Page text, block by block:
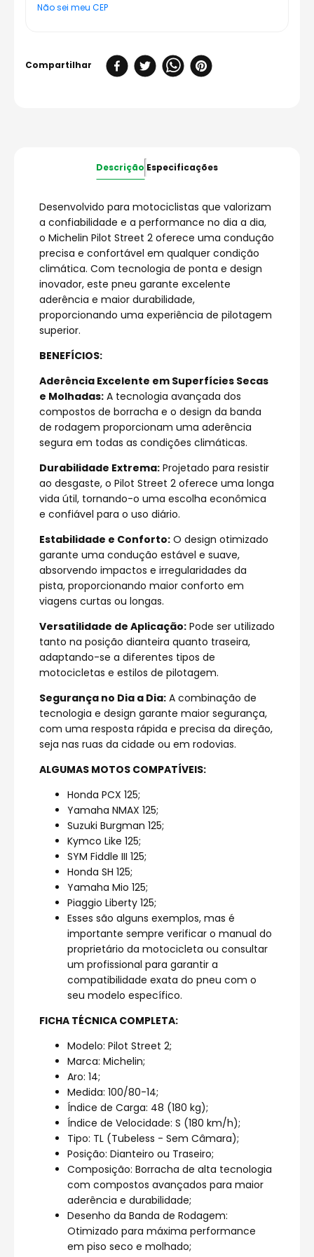
Não sei meu CEP
Descrição Especificações
Desenvolvido para motociclistas que valorizam
a confiabilidade e a performance no dia a dia,
o Michelin Pilot Street 2 oferece uma condução
precisa e confortável em qualquer condição
climática. Com tecnologia de ponta e design
inovador, este pneu garante excelente
aderência e maior durabilidade,
proporcionando uma experiência de pilotagem
superior.
BENEFÍCIOS:
Aderência Excelente em Superfícies Secas
e Molhadas: A tecnologia avançada dos
compostos de borracha e o design da banda
de rodagem proporcionam uma aderência
segura em todas as condições climáticas.
Durabilidade Extrema: Projetado para resistir
ao desgaste, o Pilot Street 2 oferece uma longa
vida útil, tornando-o uma escolha econômica
e confiável para o uso diário.
Estabilidade e Conforto: O design otimizado
garante uma condução estável e suave,
absorvendo impactos e irregularidades da
pista, proporcionando maior conforto em
viagens curtas ou longas.
Versatilidade de Aplicação: Pode ser utilizado
tanto na posição dianteira quanto traseira,
adaptando-se a diferentes tipos de
motocicletas e estilos de pilotagem.
Segurança no Dia a Dia: A combinação de
tecnologia e design garante maior segurança,
com uma resposta rápida e precisa da direção,
seja nas ruas da cidade ou em rodovias.
ALGUMAS MOTOS COMPATÍVEIS:
Honda PCX 125;
Yamaha NMAX 125;
Suzuki Burgman 125;
Kymco Like 125;
SYM Fiddle III 125;
Honda SH 125;
Yamaha Mio 125;
Piaggio Liberty 125;
Esses são alguns exemplos, mas é
importante sempre verificar o manual do
proprietário da motocicleta ou consultar
um profissional para garantir a
compatibilidade exata do pneu com o
seu modelo específico.
FICHA TÉCNICA COMPLETA:
Modelo: Pilot Street 2;
Marca: Michelin;
Aro: 14;
Medida: 100/80-14;
Índice de Carga: 48 (180 kg);
Índice de Velocidade: S (180 km/h);
Tipo: TL (Tubeless - Sem Câmara);
Posição: Dianteiro ou Traseiro;
Composição: Borracha de alta tecnologia
com compostos avançados para maior
aderência e durabilidade;
Desenho da Banda de Rodagem:
Otimizado para máxima performance
em piso seco e molhado;